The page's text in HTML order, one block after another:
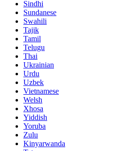
Sindhi
Sundanese
Swahili
Tajik
Tamil
Telugu
Thai
Ukrainian
Urdu
Uzbek
Vietnamese
Welsh
Xhosa
Yiddish
Yoruba
Zulu
Kinyarwanda